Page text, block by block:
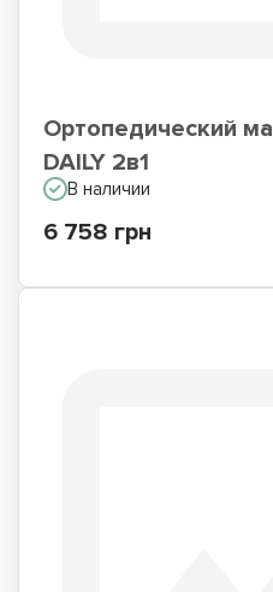
Ортопедический
DAILY 2в1
В наличии
6 758 грн